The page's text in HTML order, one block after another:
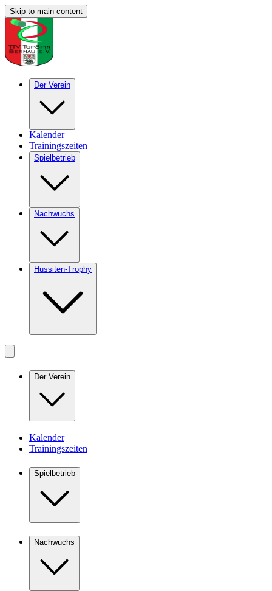
Skip to main content
Der Verein
Kalender
Trainingszeiten
Spielbetrieb
Nachwuchs
Hussiten-Trophy
Der Verein
Kalender
Trainingszeiten
Spielbetrieb
Nachwuchs